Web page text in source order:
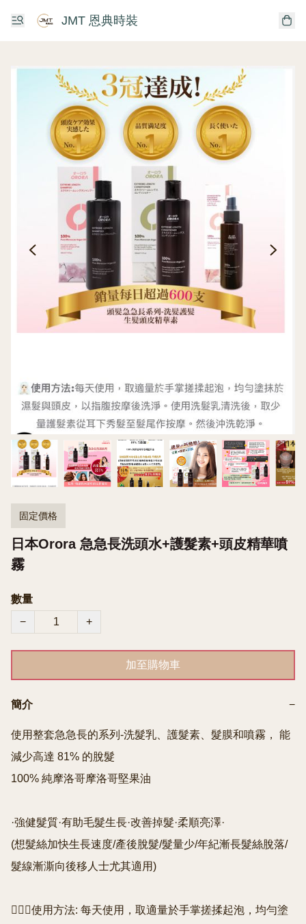
JMT 恩典時裝
固定價格
日本Orora 急急長洗頭水+護髮素+頭皮精華噴
霧
數量
−
+
加至購物車
簡介 −
使用整套急急長的系列-洗髮乳、護髮素、髮膜和噴霧， 能
減少高達 81% 的脫髮
100% 純摩洛哥摩洛哥堅果油
·強健髮質·有助毛髮生長·改善掉髮·柔順亮澤·
(想髮絲加快生長速度/產後脫髮/髮量少/年紀漸長髮絲脫落/
髮線漸澌向後移人士尤其適用)
💁🏻‍♀️使用方法: 每天使用，取適量於手掌搓揉起泡，均勻塗